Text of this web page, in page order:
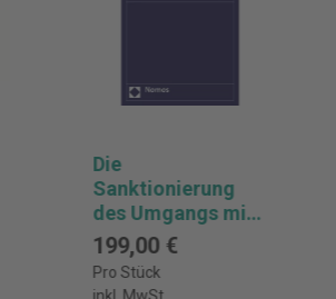
Die
Sanktionierung
des Umgangs mit
Alkohol und
Cannabis
199,00 €
Pro Stück